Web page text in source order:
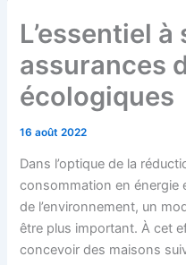
L’essentiel
assurances
écologiques
16 août 2022
Dans l’optique de la
consommation en énergie
de l’environnement, un
être plus important. À cet
concevoir des maisons